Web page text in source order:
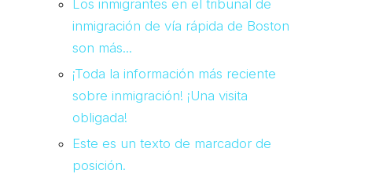
Los inmigrantes en el tribunal de
inmigración de vía rápida de Boston
son más...
¡Toda la información más reciente
sobre inmigración! ¡Una visita
obligada!
Este es un texto de marcador de
posición.